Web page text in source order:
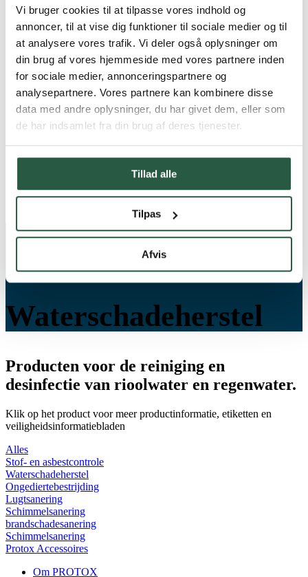
Vi bruger cookies til at tilpasse vores indhold og
annoncer, til at vise dig funktioner til sociale medier og til
at analysere vores trafik. Vi deler også oplysninger om
din brug af vores hjemmeside med vores partnere inden
for sociale medier, annonceringspartnere og
analysepartnere. Vores partnere kan kombinere disse
data med andre oplysninger, du har givet dem, eller som
de har indsamlet fra din brug af deres tjenester.
Tillad alle
Tilpas
Afvis
Om PROTOX
Duurzaamheidsinitiatieven
Gedragscode
ISO-certificering
SBTi lidmaatschap
LCA-database
PROTOX ESG-rapport
Contact
Taal
Danish
English
English (AU)
Swedish
Finnish
Home
Waterschadeherstel
Producten voor de reiniging en
desinfectie van rioolwater en regenwater.
Klik op het product voor meer productinformatie, etiketten en
veiligheidsinformatiebladen
Alles
Stof- en asbestcontrole
Waterschadeherstel
Ongediertebestrijding
Lugtsanering
Schimmelsanering
brandschadesanering
Schimmelsanering
Protox Accessoires
Om PROTOX